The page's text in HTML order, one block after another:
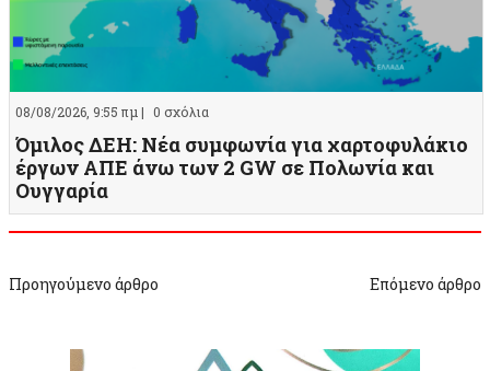
08/08/2026, 9:55 πμ | 0 σχόλια
Όμιλος ΔΕΗ: Νέα συμφωνία για χαρτοφυλάκιο
έργων ΑΠΕ άνω των 2 GW σε Πολωνία και
Ουγγαρία
Προηγούμενο άρθρο Επόμενο άρθρο